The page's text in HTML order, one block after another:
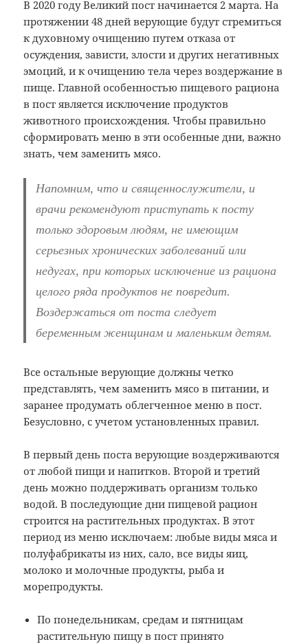
В 2020 году Великий пост начинается 2 марта. На
протяжении 48 дней верующие будут стремиться
к духовному очищению путем отказа от
осуждения, зависти, злости и других негативных
эмоций, и к очищению тела через воздержание в
пище. Главной особенностью пищевого рациона
в пост является исключение продуктов
животного происхождения. Чтобы правильно
сформировать меню в эти особенные дни, важно
знать, чем заменить мясо.
Напомним, что и священнослужители, и
врачи рекомендуют приступать к посту
только здоровым людям, не имеющим
серьезных хронических заболеваний или
недугах, при которых исключение из рациона
целого ряда продуктов не повредит.
Воздержаться от поста следует
беременным женщинам и маленьким детям.
Все остальные верующие должны четко
представлять, чем заменить мясо в питании, и
заранее продумать облегченное меню в пост.
Безусловно, с учетом установленных правил.
В первый день поста верующие воздерживаются
от любой пищи и напитков. Второй и третий
день можно поддерживать организм только
водой. В последующие дни пищевой рацион
строится на растительных продуктах. В этот
период из меню исключаем: любые виды мяса и
полуфабрикаты из них, сало, все виды яиц,
молоко и молочные продукты, рыба и
морепродукты.
По понедельникам, средам и пятницам
растительную пищу в пост принято